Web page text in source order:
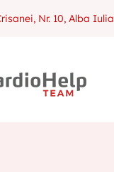
Nr. 10, Alba Iulia